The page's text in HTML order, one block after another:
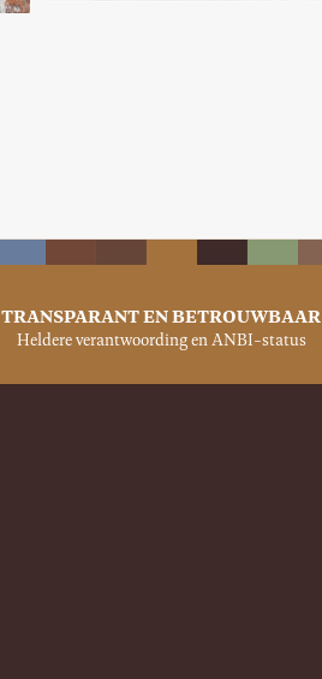
TRANSPARANT EN BETROUWBAAR
Heldere verantwoording en ANBI-status